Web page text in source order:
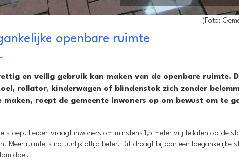
(Foto:
openbare ruimte
en veilig gebruik kan maken van de openbare ruimte.
rollator, kinderwagen of blindenstok zich zonder
roept de gemeente inwoners op om bewust om te
stoep. Leiden vraagt inwoners om minstens 1,5 meter vrij te laten op de
Meer ruimte is natuurlijk altijd beter. Dit draagt bij aan een toegankelijke